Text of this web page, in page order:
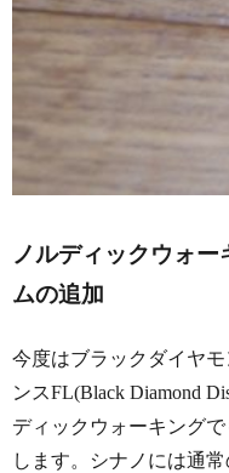
ノルディックウォー
ムの追加
今度はブラックダイヤ
ンスFL(Black Diamond
ディックウォーキング
します。シナノには通